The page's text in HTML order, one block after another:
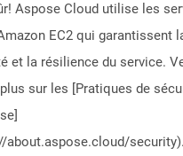
Aspose Cloud utilise les
EC2 qui garantissent
et la résilience du service.
sur les [Pratiques de
about.aspose.cloud/security).